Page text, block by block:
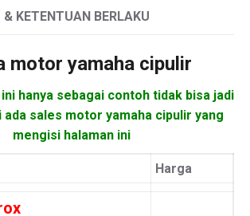
& KETENTUAN BERLAKU
motoryamaha cipulir
hanya sebagai contoh tidak bisa jadi
ada sales motor yamaha cipulir yang
mengisi halaman ini
Harga